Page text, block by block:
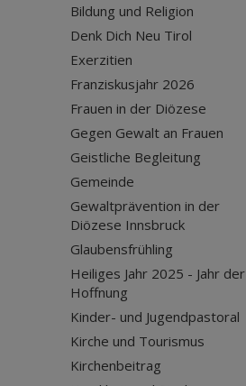
Bildung und Religion
Denk Dich Neu Tirol
Exerzitien
Franziskusjahr 2026
Frauen in der Diözese
Gegen Gewalt an Frauen
Geistliche Begleitung
Gemeinde
Gewaltprävention in der
Diözese Innsbruck
Glaubensfrühling
Heiliges Jahr 2025 - Jahr der
Hoffnung
Kinder- und Jugendpastoral
Kirche und Tourismus
Kirchenbeitrag